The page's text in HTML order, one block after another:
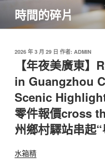
主
時間的碎片
發
2026 年 3 月 29 日 作者: ADMIN
【年夜美廣東
in Guangzhou
Scenic
零件報價cross
州鄉村驛站串起
水箱精